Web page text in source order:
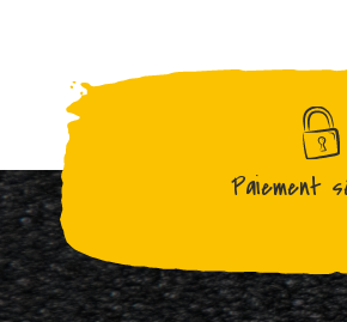
Paiement